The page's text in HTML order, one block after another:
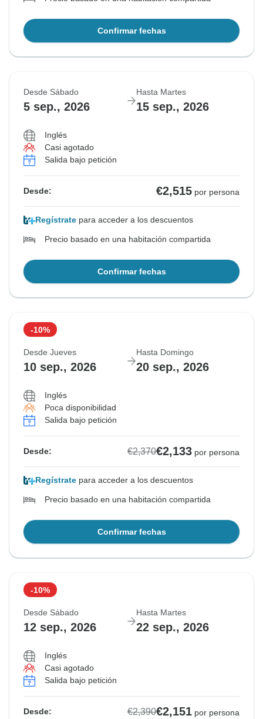
Confirmar fechas
Desde Sábado
5 sep., 2026
Hasta Martes
15 sep., 2026
Inglés
Casi agotado
Salida bajo petición
Desde: €2,515 por persona
Regístrate para acceder a los descuentos
Precio basado en una habitación compartida
Confirmar fechas
-10%
Desde Jueves
10 sep., 2026
Hasta Domingo
20 sep., 2026
Inglés
Poca disponibilidad
Salida bajo petición
Desde: €2,370€2,133 por persona
Regístrate para acceder a los descuentos
Precio basado en una habitación compartida
Confirmar fechas
-10%
Desde Sábado
12 sep., 2026
Hasta Martes
22 sep., 2026
Inglés
Casi agotado
Salida bajo petición
Desde: €2,390€2,151 por persona